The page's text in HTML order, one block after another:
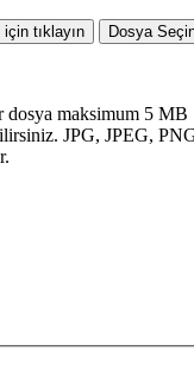
tıklayın Dosya
dosya maksimum 5 MB
JPG, JPEG,